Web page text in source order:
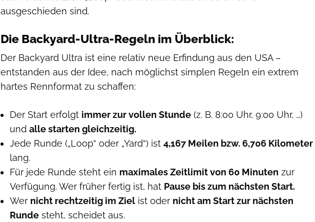
ausgeschieden sind.
Die Backyard-Ultra-Regeln im Überblick:
Der Backyard Ultra ist eine relativ neue Erfindung aus den USA –
entstanden aus der Idee, nach möglichst simplen Regeln ein extrem
hartes Rennformat zu schaffen:
Der Start erfolgt immer zur vollen Stunde (z. B. 8:00 Uhr, 9:00 Uhr, …)
und alle starten gleichzeitig.
Jede Runde („Loop“ oder „Yard“) ist 4,167 Meilen bzw. 6,706 Kilometer
lang.
Für jede Runde steht ein maximales Zeitlimit von 60 Minuten zur
Verfügung. Wer früher fertig ist, hat Pause bis zum nächsten Start.
Wer nicht rechtzeitig im Ziel ist oder nicht am Start zur nächsten
Runde steht, scheidet aus.